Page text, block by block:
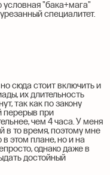
"бака+мага"
специалитет.
сюда стоит включить и
их длительность
так как по закону
перерыв при
чем 4 часа. У меня
в то время, поэтому мне
этом плане, но и на
однако даже в
достойный